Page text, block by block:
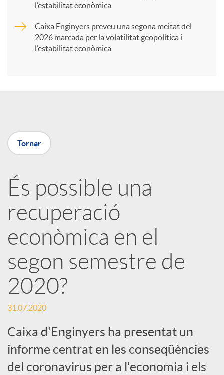
X
r
x
e
s
S
o
l’estabilitat econòmica
Caixa Enginyers preveu una segona meitat del
2026 marcada per la volatilitat geopolítica i
l’estabilitat econòmica
Tornar
És possible una
recuperació
econòmica en el
segon semestre de
2020?
31.07.2020
Caixa d'Enginyers ha presentat un
informe centrat en les conseqüències
del coronavirus per a l'economia i els